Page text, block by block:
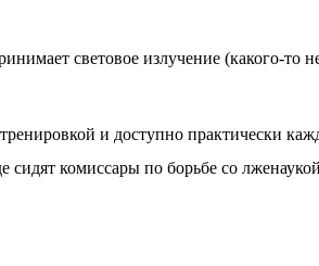
световое излучение (какого-то
и доступно практически
сидят комиссары по борьбе со